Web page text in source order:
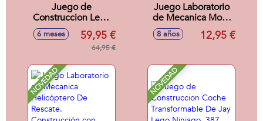
Juego de
Construccion Lego
Pokémon Eevee
6 meses 59,95 €
64,95 €
Juego Laboratorio
de Mecanica Moto
de Cross.
Construcción con
8 años 12,95 €
NOVEDAD NOVEDAD